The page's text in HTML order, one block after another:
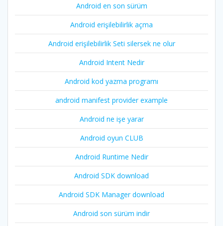
Android en son sürüm
Android erişilebilirlik açma
Android erişilebilirlik Seti silersek ne olur
Android Intent Nedir
Android kod yazma programı
android manifest provider example
Android ne işe yarar
Android oyun CLUB
Android Runtime Nedir
Android SDK download
Android SDK Manager download
Android son sürüm indir